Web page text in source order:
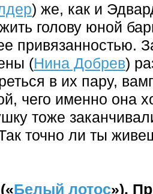
) же, как и
голову юной
привязанностью.
(Нина Добрев)
в их пару,
чего именно она
тоже
точно ли ты
Белый лотос»).